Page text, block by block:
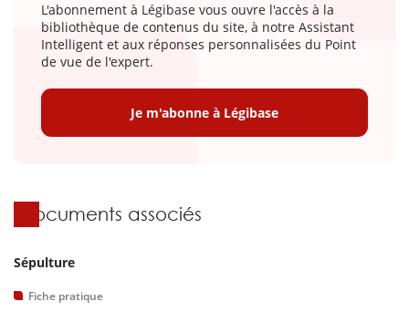
L'abonnement à Légibase vous ouvre l'accès à la
bibliothèque de contenus du site, à notre Assistant
Intelligent et aux réponses personnalisées du Point
de vue de l'expert.
Je m'abonne à Légibase
Documents associés
Sépulture
Fiche pratique